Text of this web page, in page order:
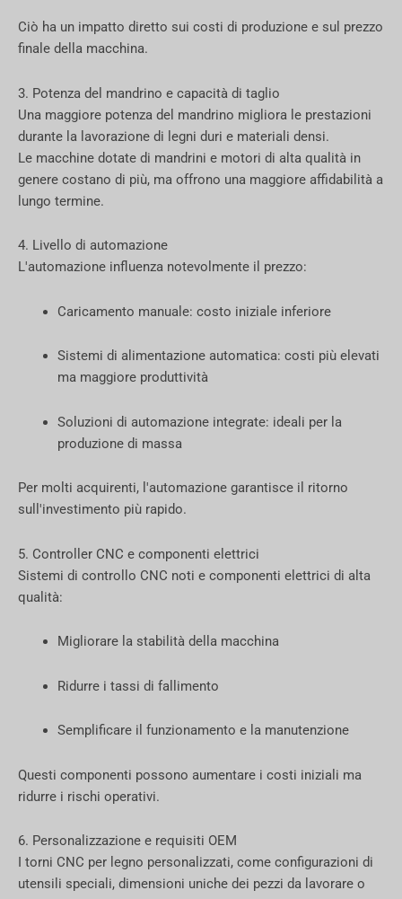
Ciò ha un impatto diretto sui costi di produzione e sul prezzo
finale della macchina.
3. Potenza del mandrino e capacità di taglio
Una maggiore potenza del mandrino migliora le prestazioni
durante la lavorazione di legni duri e materiali densi.
Le macchine dotate di mandrini e motori di alta qualità in
genere costano di più, ma offrono una maggiore affidabilità a
lungo termine.
4. Livello di automazione
L'automazione influenza notevolmente il prezzo:
Caricamento manuale: costo iniziale inferiore
Sistemi di alimentazione automatica: costi più elevati
ma maggiore produttività
Soluzioni di automazione integrate: ideali per la
produzione di massa
Per molti acquirenti, l'automazione garantisce il ritorno
sull'investimento più rapido.
5. Controller CNC e componenti elettrici
Sistemi di controllo CNC noti e componenti elettrici di alta
qualità:
Migliorare la stabilità della macchina
Ridurre i tassi di fallimento
Semplificare il funzionamento e la manutenzione
Questi componenti possono aumentare i costi iniziali ma
ridurre i rischi operativi.
6. Personalizzazione e requisiti OEM
I torni CNC per legno personalizzati, come configurazioni di
utensili speciali, dimensioni uniche dei pezzi da lavorare o